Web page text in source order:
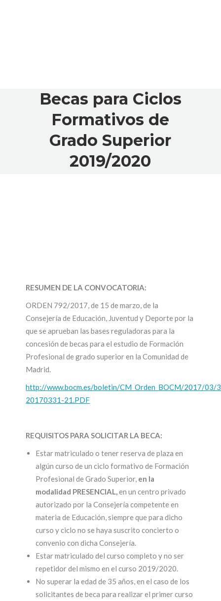
Becas para Ciclos
Formativos de
Grado Superior
2019/2020
RESUMEN DE LA CONVOCATORIA:
ORDEN 792/2017, de 15 de marzo, de la
Consejería de Educación, Juventud y Deporte por la
que se aprueban las bases reguladoras para la
concesión de becas para el estudio de Formación
Profesional de grado superior en la Comunidad de
Madrid.
http://www.bocm.es/boletin/CM_Orden_BOCM/2017/03/
20170331-21.PDF
REQUISITOS PARA SOLICITAR LA BECA:
Estar matriculado o tener reserva de plaza en
algún curso de un ciclo formativo de Formación
Profesional de Grado Superior, en la
modalidad PRESENCIAL,
en un centro privado
autorizado por la Consejería competente en
materia de Educación, siempre que para dicho
curso y ciclo no se haya suscrito concierto o
convenio con dicha Consejería.
Estar matriculado del curso completo y no ser
repetidor del mismo en el curso 2019/2020.
No superar la edad de 35 años, en el caso de los
solicitantes de beca para realizar el primer curso